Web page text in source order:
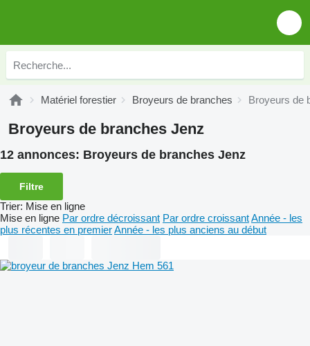
Matériel forestier Broyeurs de branches Broyeurs de
Broyeurs de branches Jenz
12 annonces: Broyeurs de branches Jenz
Filtre
Trier: Mise en ligne
Mise en ligne Par ordre décroissant Par ordre croissantAnnée - les
plus récentes en premierAnnée - les plus anciens au début